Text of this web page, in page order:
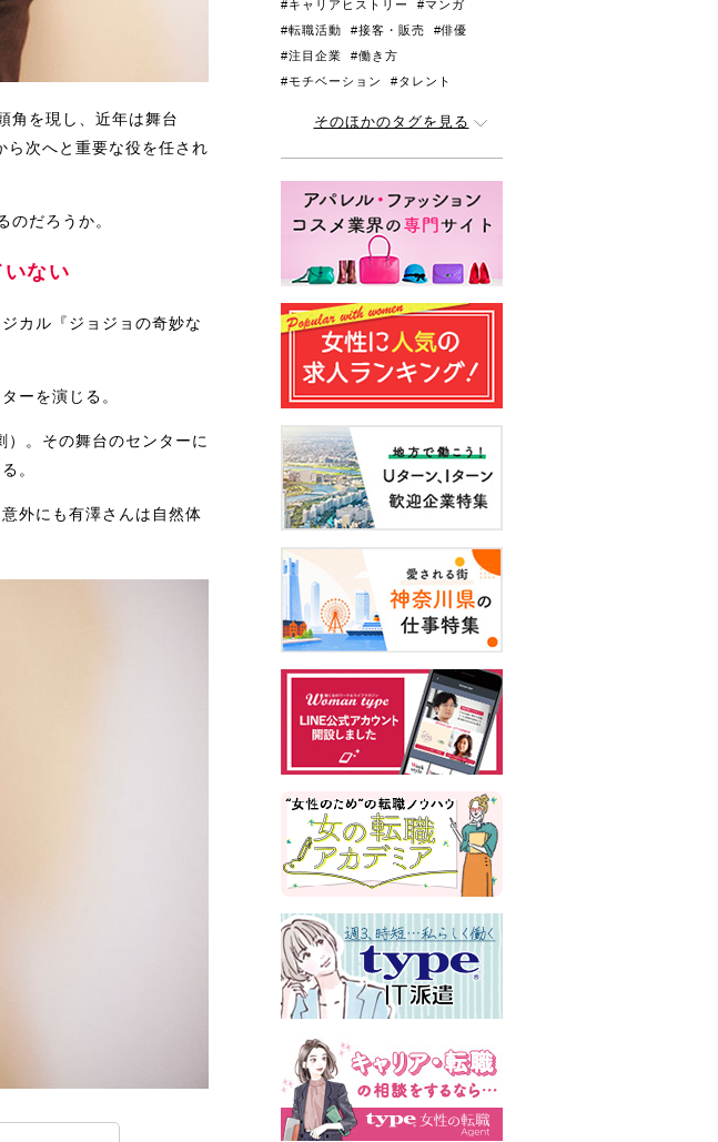
角を現し、近年は舞台
ら次へと重要な役を任され
だろうか。
ない
カル『ジョジョの奇妙な
ーを演じる。
。その舞台のセンターに
。
外にも有澤さんは自然体
#キャリアヒストリー
#マンガ
#転職活動
#接客・販売
#俳優
#注目企業
#働き方
#モチベーション
#タレント
#人間関係
#育児と両立
#ジェンダー
#生きづらさ
#はじめての転職
#妊娠
#エンジニア
#声優
#スキルアップ
#手に職をつける
#アーティスト
#イベント
#面接
#起業
#健康
#年収・給与
#休み方
#出産
#試写会
#転職経験者
#自己分析
#営業
#転職ニュース
#未経験
#結婚
#芸人
#リスキリング
#アスリート
#子育て
#30代の転職
#チームビルディング
#お金
#リモートワーク
#パラレルキャリア
#生産性アップ
#恋愛
#不妊治療
#人事
#アナウンサー
#やまざきひとみ
#AI
#スタートアップ
#事務
#地方移住
#40代の転職
#書類選考
#政治
#インサイドセールス
#占い
#副業
#フリーランス
#サイン本
#横浜市交通局
#資格
#英語
#タスク管理
#国際女性デー
#メルカリ
#読書
#源氏物語
#販売
#落語家
#熱中症
#中野円佳
#生理
そのほかのタグを見る